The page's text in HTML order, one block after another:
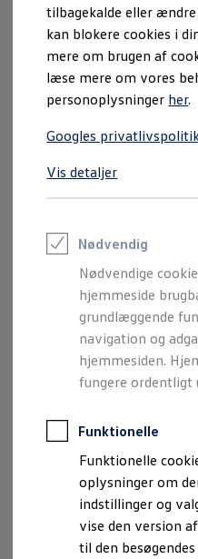
Præmien indeholder:
En elektriske ID.-
Heartland. Oplev
teknologien på egen
bøvle med og er
festivalspladsen.
også sørget for, så i
vågne op i festivalens
To partoutbilletter til
ikke mindst, er der to
byder på musik, talks,
meget mere!
Det bliver en tur fyldt med
Efternavn
tilbagekalde eller
kan blokere cookies i
mere om brugen af
læse mere om vores
personoplysninger her.
Googles
Vis detaljer
Nødvendig
Nødvendige
hjemmeside
grundlæggende
navigation og
hjemmesiden.
fungere ordentligt
Funktionelle
Funktionelle
oplysninger om
indstillinger og
vise den version
til den